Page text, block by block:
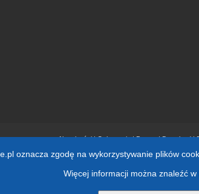
Aktualności|Ogłoszenia|Pomoc|Download|
Kontakt:
Liczba
oznacza zgodę na wykorzystywanie plików
Więcej informacji można znaleźć w